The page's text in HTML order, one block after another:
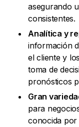
asegurando
consistentes.
Analítica y
información
el cliente y
toma de
pronósticos
Gran
para
conocida por